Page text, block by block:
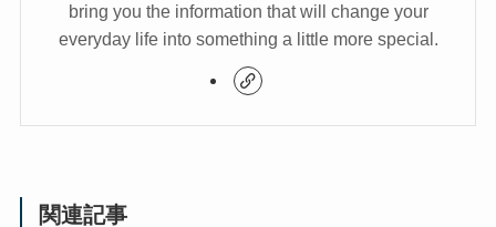
bring you the information that will change your
everyday life into something a little more special.
関連記事